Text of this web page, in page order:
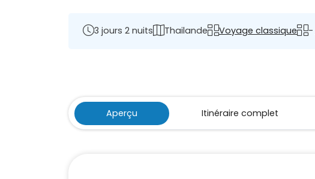
3 jours 2 nuits Thailande Voyage classique -
Aperçu Itinéraire complet